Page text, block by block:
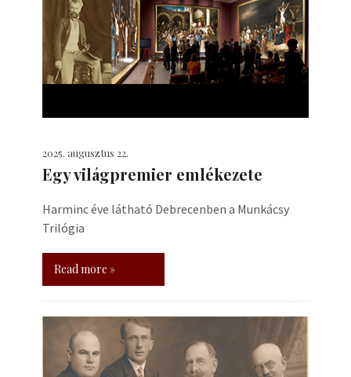
2025. augusztus 22.
Egy világpremier emlékezete
Harminc éve látható Debrecenben a Munkácsy
Trilógia
Read more »